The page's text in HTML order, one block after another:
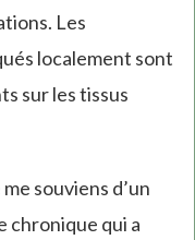
Les
localement sont
sur les tissus
souviens d’un
chronique qui a